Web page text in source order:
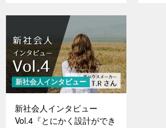
新社会人インタビュー
新社会人インタビュー
Vol.4『とにかく設計ができ